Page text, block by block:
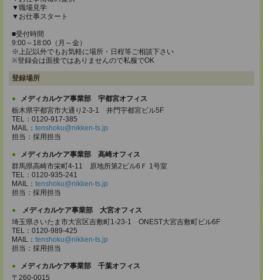
▼職場見学
▼お仕事スタート
■受付時間
9:00～18:00（月～金）
※上記以外でもお気軽に場所・日程等ご相談下さい
※登録会は面接ではありませんので私服でOK
登録場所
メディカルケア事業部 宇都宮オフィス
栃木県宇都宮市大通り2-3-1 井門宇都宮ビル5F
TEL：0120-917-385
MAIL： tenshoku@nikken-ts.jp
担当：採用担当
メディカルケア事業部 高崎オフィス
群馬県高崎市栄町4-11 原地所第2ビル6Ｆ 1号室
TEL：0120-935-241
MAIL： tenshoku@nikken-ts.jp
担当：採用担当
メディカルケア事業部 大宮オフィス
埼玉県さいたま市大宮区吉敷町1-23-1 ONEST大宮吉敷町ビル6F
TEL：0120-989-425
MAIL： tenshoku@nikken-ts.jp
担当：採用担当
メディカルケア事業部 千葉オフィス
〒260-0015